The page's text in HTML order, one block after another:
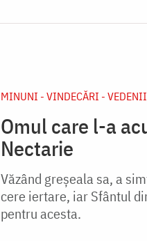
MINUNI - VINDECĂRI - VEDENII
Omul care l-a
Nectarie
Văzând greșeala sa, a
cere iertare, iar Sfântul
pentru acesta.